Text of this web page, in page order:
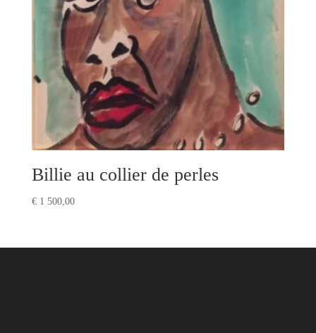
Billie au collier de perles
€1 500,00